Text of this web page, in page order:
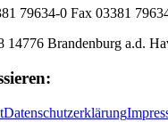
79634-0 Fax 03381
14776 Brandenburg a.d.
Datenschutzerklärung